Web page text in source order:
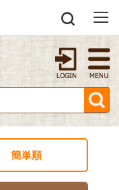
簡単順